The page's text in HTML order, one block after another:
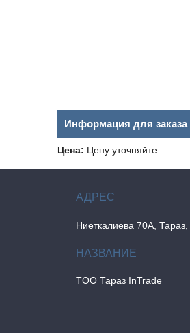
Информация для заказа
Цена: Цену уточняйте
Ниеткалиева 70А, Тараз,
TOO Тараз InTrade